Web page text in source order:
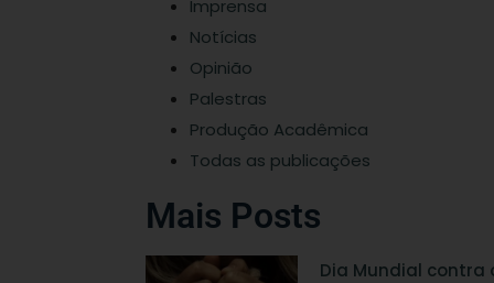
Imprensa
Notícias
Opinião
Palestras
Produção Acadêmica
Todas as publicações
Mais Posts
Dia Mundial contra